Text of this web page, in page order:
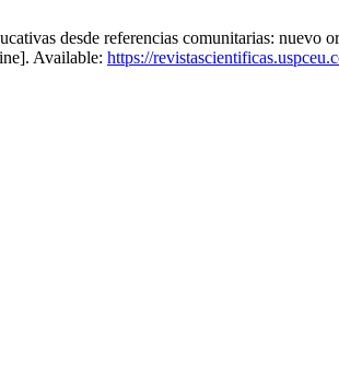
desde referencias comunitarias: nuevo
Available: https://